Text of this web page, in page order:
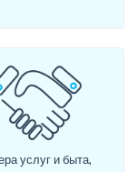
услуг и быта,